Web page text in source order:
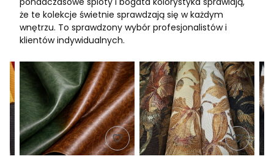
że te kolekcje świetnie sprawdzają się w każdym
wnętrzu. To sprawdzony wybór profesjonalistów i
klientów indywidualnych.